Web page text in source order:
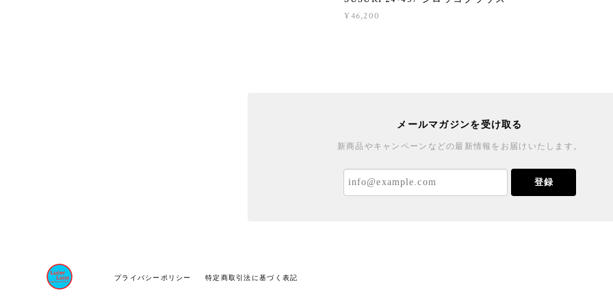
¥46,200
メールマガジンを受け取る
新商品やキャンペーンなどの最新情報をお届けいたします。
登録
プライバシーポリシー 特定商取引法に基づく表記